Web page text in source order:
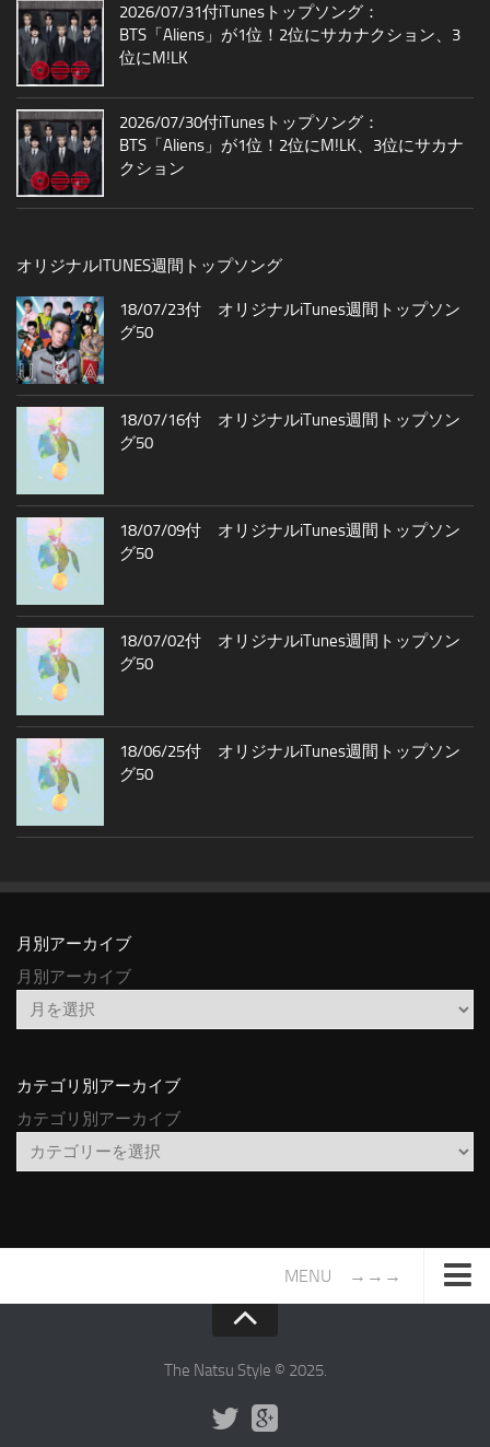
2026/07/31付iTunesトップソング：
BTS「Aliens」が1位！2位にサカナクション、3
位にM!LK
2026/07/30付iTunesトップソング：
BTS「Aliens」が1位！2位にM!LK、3位にサカナ
クション
オリジナルITUNES週間トップソング
18/07/23付 オリジナルiTunes週間トップソン
グ50
18/07/16付 オリジナルiTunes週間トップソン
グ50
18/07/09付 オリジナルiTunes週間トップソン
グ50
18/07/02付 オリジナルiTunes週間トップソン
グ50
18/06/25付 オリジナルiTunes週間トップソン
グ50
月別アーカイブ
月別アーカイブ
カテゴリ別アーカイブ
カテゴリ別アーカイブ
MENU →→→
The Natsu Style © 2025.